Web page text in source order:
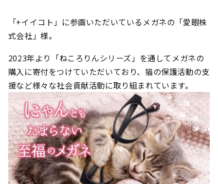
「+イイコト」に参画いただいているメガネの「愛眼株
式会社」様。
2023年より「ねころりんシリーズ」を通してメガネの
購入に寄付をつけていただいており、猫の保護活動の支
援など様々な社会貢献活動に取り組まれています。